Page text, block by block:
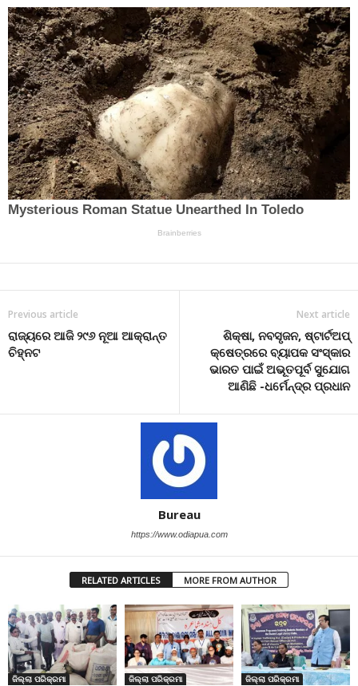
Previous article
ରାଜ୍ୟରେ ଆଜି ୨୯୬ ନୂଆ ଆକ୍ରାନ୍ତ
ଚିହ୍ନଟ
Next article
ଶିକ୍ଷା, ନବସୃଜନ, ଷ୍ଟାର୍ଟଅପ୍
କ୍ଷେତ୍ରରେ ବ୍ୟାପକ ସଂସ୍କାର
ଭାରତ ପାଇଁ ଅଭୂତପୂର୍ବ ସୁଯୋଗ
ଆଣିଛି -ଧର୍ମେନ୍ଦ୍ର ପ୍ରଧାନ
Bureau
https://www.odiapua.com
RELATED ARTICLES MORE FROM AUTHOR
ଜିଲ୍ଲା ପରିକ୍ରମା ଜିଲ୍ଲା ପରିକ୍ରମା ଜିଲ୍ଲା ପରିକ୍ରମା